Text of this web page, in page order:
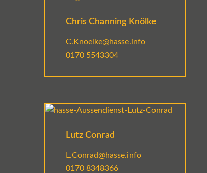
Chris Channing Knölke
C.Knoelke@hasse.info
0170 5543304
Lutz Conrad
L.Conrad@hasse.info
0170 8348366